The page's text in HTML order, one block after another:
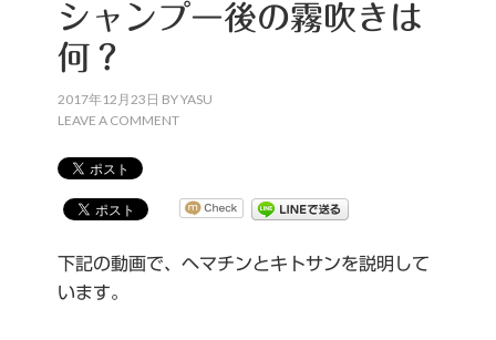
シャンプー後の霧吹きは
何？
2017年12月23日 BYYASU
LEAVE A COMMENT
下記の動画で、ヘマチンとキトサンを説明して
います。